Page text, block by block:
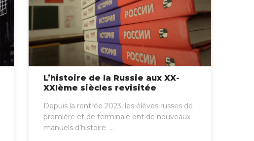
L’histoire de la Russie aux XX-
XXIème siècles revisitée
Depuis la rentrée 2023, les élèves russes de
première et de terminale ont de nouveaux
manuels d’histoire. ...